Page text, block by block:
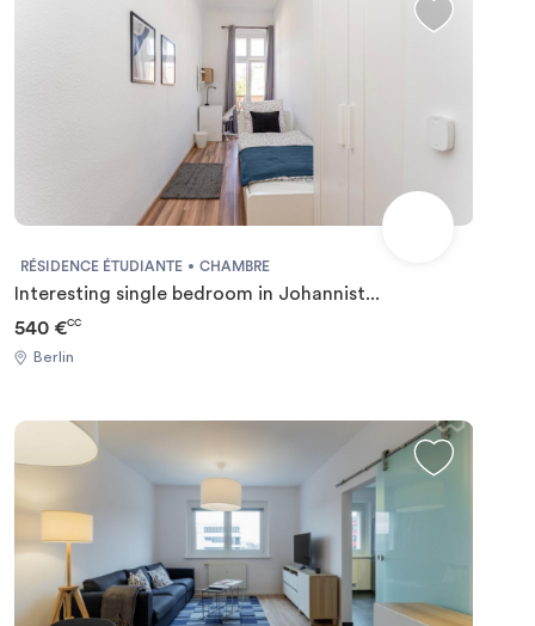
RÉSIDENCE ÉTUDIANTE CHAMBRE
Interesting single bedroom in Johannist...
540 €CC
Berlin